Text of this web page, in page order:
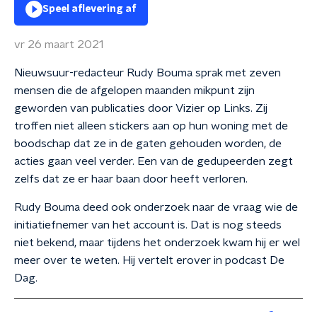
Speel aflevering af
vr 26 maart 2021
Nieuwsuur-redacteur Rudy Bouma sprak met zeven
mensen die de afgelopen maanden mikpunt zijn
geworden van publicaties door Vizier op Links. Zij
troffen niet alleen stickers aan op hun woning met de
boodschap dat ze in de gaten gehouden worden, de
acties gaan veel verder. Een van de gedupeerden zegt
zelfs dat ze er haar baan door heeft verloren.
Rudy Bouma deed ook onderzoek naar de vraag wie de
initiatiefnemer van het account is. Dat is nog steeds
niet bekend, maar tijdens het onderzoek kwam hij er wel
meer over te weten. Hij vertelt erover in podcast De
Dag.